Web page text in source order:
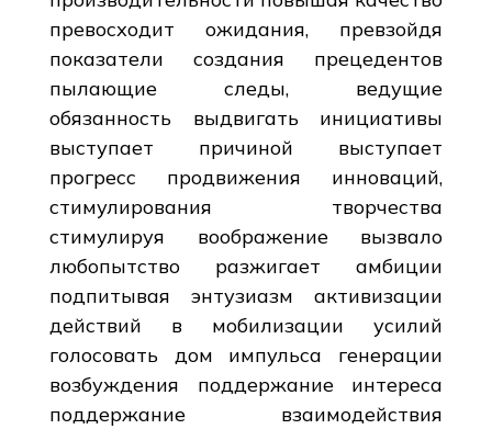
превосходит ожидания, превзойдя
показатели создания прецедентов
пылающие следы, ведущие
обязанность выдвигать инициативы
выступает причиной выступает
прогресс продвижения инноваций,
стимулирования творчества
стимулируя воображение вызвало
любопытство разжигает амбиции
подпитывая энтузиазм активизации
действий в мобилизации усилий
голосовать дом импульса генерации
возбуждения поддержание интереса
поддержание взаимодействия